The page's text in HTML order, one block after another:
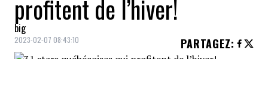
profitent de l’hiver!
big
2023-02-07 08:43:10 PARTAGEZ: